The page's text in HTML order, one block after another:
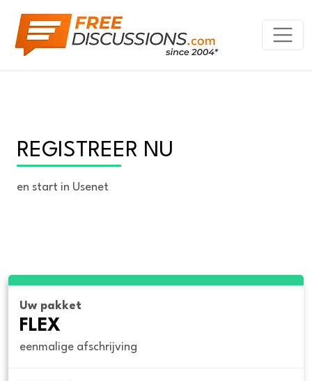
REGISTREER NU
en start in Usenet
Uw pakket
FLEX
eenmalige afschrijving